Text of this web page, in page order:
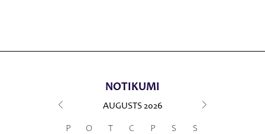
NOTIKUMI
AUGUSTS 2026
P O T C P S
S